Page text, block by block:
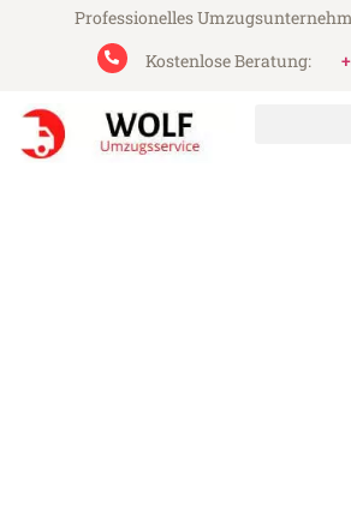
Professionelles
Kostenlose Beratung: